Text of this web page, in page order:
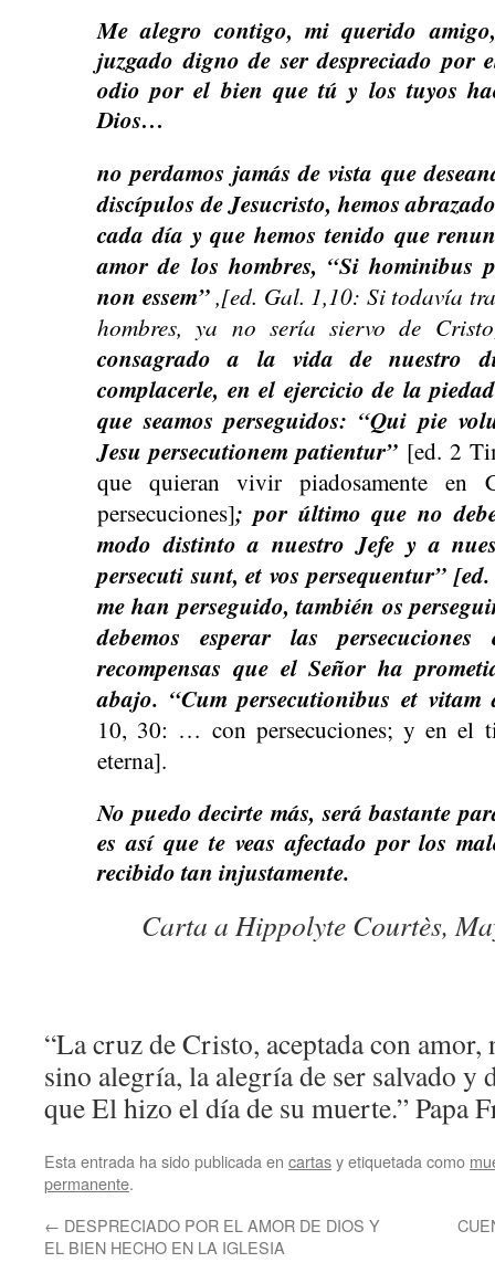
Me alegro contigo, mi querido
juzgado digno de ser despreciado por
odio por el bien que tú y los tuyos
Dios…
no perdamos jamás de vista que
discípulos de Jesucristo, hemos
cada día y que hemos tenido que
amor de los hombres, “Si hominibus
non essem”,[ed. Gal. 1,10: Si todavía
hombres, ya no sería siervo de
consagrado a la vida de nuestro
complacerle, en el ejercicio de la
que seamos perseguidos: “Qui pie
Jesu persecutionem patientur” [ed. 2
que quieran vivir piadosamente en
persecuciones]; por último que no
modo distinto a nuestro Jefe y a
persecuti sunt, et vos persequentur”
me han perseguido, también os
debemos esperar las
recompensas que el Señor ha
abajo. “Cum persecutionibus et vitam
10, 30: … con persecuciones; y en el
eterna].
No puedo decirte más, será bastante
es así que te veas afectado por los
recibido tan injustamente.
Carta a Hippolyte Courtès,
“La cruz de Cristo, aceptada con amor,
sino alegría, la alegría de ser salvado y
que El hizo el día de su muerte.” Papa
Esta entrada ha sido publicada en cartasy etiquetada como
permanente.
← DESPRECIADO POR EL AMOR DE DIOS Y
EL BIEN HECHO EN LA IGLESIA